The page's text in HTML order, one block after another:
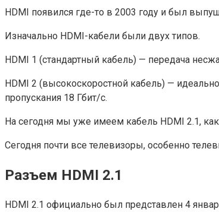
HDMI появился где-то в 2003 году и был
Изначально HDMI-кабели были двух типов.
HDMI 1 (стандартный кабель) — передача
HDMI 2 (высокоскоростной кабель) —
пропускания 18 Гбит/с.
На сегодня мы уже имеем кабель HDMI 2.1,
Сегодня почти все телевизоры, особенно
Разъем HDMI 2.1
HDMI 2.1 официально был представлен 4